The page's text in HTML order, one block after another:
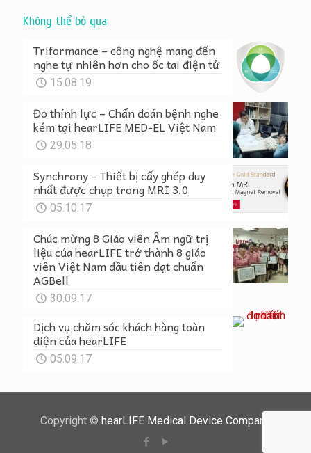
Không thể bỏ qua
Triformance – công nghệ mang đến
nghe tự nhiên hơn cho ốc tai điện tử
15.08.19
Đo thính lực – Chẩn đoán bệnh nghe
kém tại hearLIFE MED-EL Việt Nam
29.05.18
Synchrony – Thiết bị cấy ghép duy
nhất được chụp trong MRI 3.0
05.10.17
Chúc mừng 8 Giáo viên Âm ngữ trị
liệu của hearLIFE trở thành 8 giáo
viên Việt Nam đầu tiên đạt chuẩn
AGBell
30.09.17
Dịch vụ chăm sóc khách hàng toàn
diện của hearLIFE
05.09.17
Copyright © hearLIFE Medical Device Company